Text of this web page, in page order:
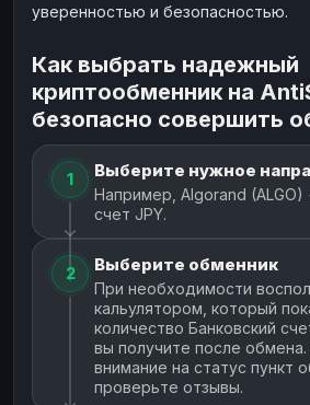
уверенностью и безопасностью.
Как выбрать надежный
криптообменник на
безопасно совершить
1 Выберите нужное
Например, Algorand (ALGO)
счет JPY.
2 Выберите обменник
При необходимости
кальулятором, который
количество Банковский
вы получите после
внимание на статус пункт
проверьте отзывы.